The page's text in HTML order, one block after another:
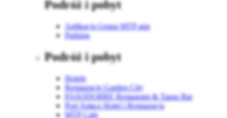
Podróż i pobyt
Aplikacja Grupa MTP app
Parking
Podróż i pobyt
Hotele
Restauracje Garden City
PASODOBRE Restaurant & Tapas Bar
Port Sołacz Hotel i Restauracja
MTP Cafe